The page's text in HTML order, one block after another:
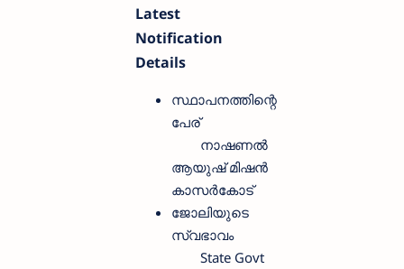
Latest
Notification
Details
സ്ഥാപനത്തിന്റെ
പേര്
നാഷണൽ
ആയുഷ് മിഷൻ
കാസർകോട്
ജോലിയുടെ
സ്വഭാവം
State Govt